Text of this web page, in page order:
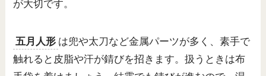
が大切です。
五月人形 は兜や太刀など金属パーツが多く、素手で
触れると皮脂や汗が錆びを招きます。扱うときは布